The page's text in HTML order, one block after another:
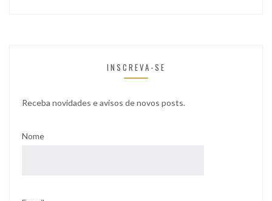
INSCREVA-SE
Receba novidades e avisos de novos posts.
Nome